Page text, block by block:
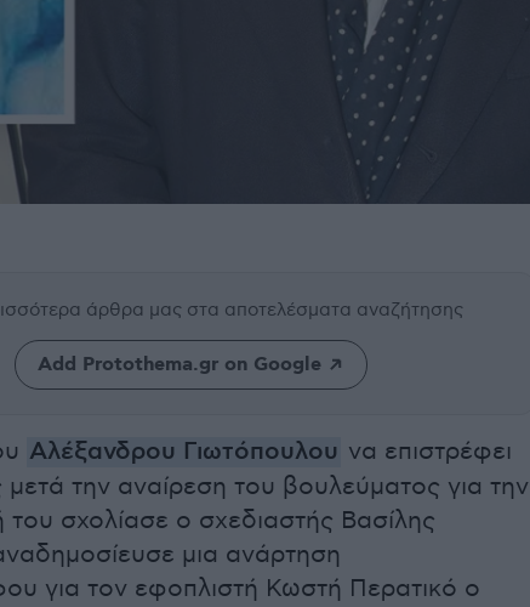
άρθρα μας στα αποτελέσματα αναζήτησης
Add Protothema.gr on Google
Αλέξανδρου Γιωτόπουλου να επιστρέφει
μετά την αναίρεση του βουλεύματος για την
σχολίασε ο σχεδιαστής Βασίλης
μια ανάρτηση
για τον εφοπλιστή Κωστή Περατικό ο